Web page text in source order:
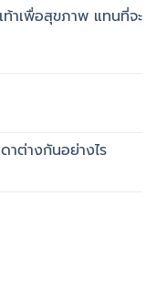
าเพื่อสุขภาพ แทนที่จะ
าต่างกันอย่างไร